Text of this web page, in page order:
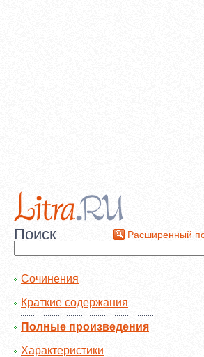
Поиск Расширенный
Сочинения
Краткие содержания
Полные произведения
Характеристики